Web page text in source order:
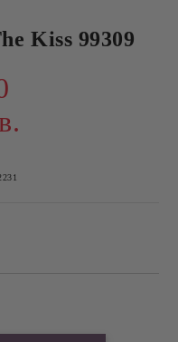
Kiss 99309